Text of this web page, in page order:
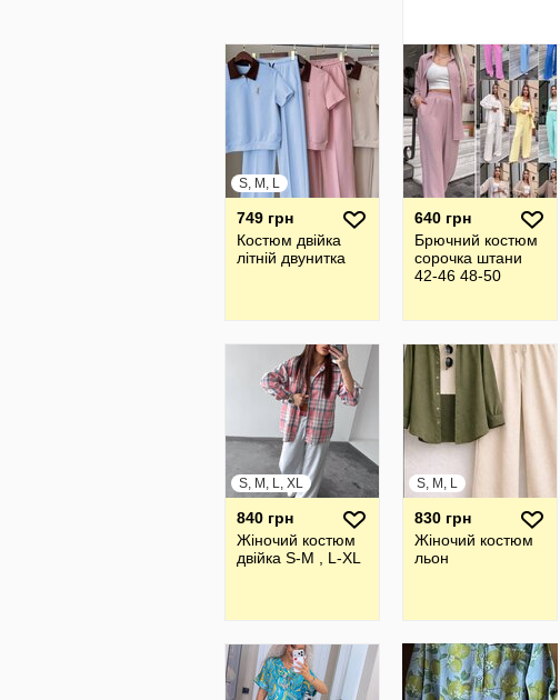
S, M, L
749 грн
Костюм двійка
літній двунитка
640 грн
Брючний костюм
сорочка штани
42-46 48-50
S, M, L, XL
840 грн
Жіночий костюм
двійка S-M , L-XL
S, M, L
830 грн
Жіночий костюм
льон